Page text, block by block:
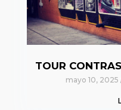
TOUR
mayo 10, 2025